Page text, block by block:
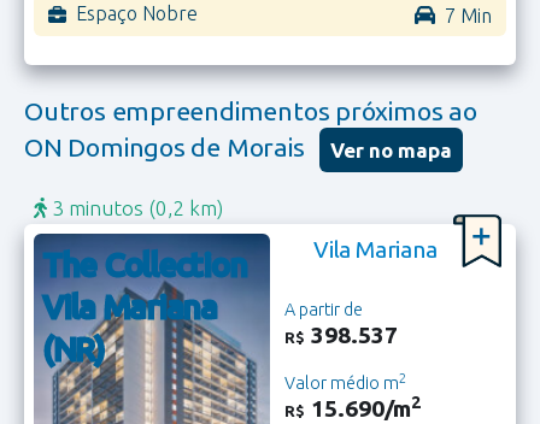
Espaço Nobre 7 Min
Outros empreendimentos próximos ao
ON Domingos de Morais
Ver no mapa
3 minutos (0,2 km)
The Collection
Vila Mariana
(NR)
Vila Mariana
A partir de
R$ 398.537
Valor médio m2
R$ 15.690/m2